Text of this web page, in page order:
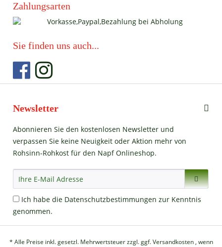
Zahlungsarten
Sie finden uns auch...
Newsletter
Abonnieren Sie den kostenlosen Newsletter und
verpassen Sie keine Neuigkeit oder Aktion mehr von
Rohsinn-Rohkost für den Napf Onlineshop.
Ich habe die Datenschutzbestimmungen zur Kenntnis
genommen.
* Alle Preise inkl. gesetzl. Mehrwertsteuer zzgl.ggf. Versandkosten, wenn